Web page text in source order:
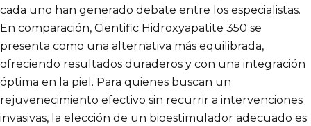
cada uno han generado debate entre los especialistas.
En comparación, Cientific Hidroxyapatite 350 se
presenta como una alternativa más equilibrada,
ofreciendo resultados duraderos y con una integración
óptima en la piel. Para quienes buscan un
rejuvenecimiento efectivo sin recurrir a intervenciones
invasivas, la elección de un bioestimulador adecuado es